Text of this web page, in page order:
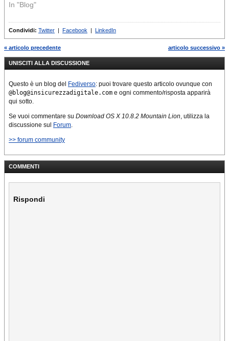
In "Blog"
Condividi: Twitter Facebook LinkedIn
« articolo precedente articolo successivo »
UNISCITI ALLA DISCUSSIONE
Questo è un blog del Fediverso: puoi trovare questo articolo ovunque con
@blog@insicurezzadigitale.com e ogni commento/risposta apparirà
qui sotto.
Se vuoi commentare su Download OS X 10.8.2 Mountain Lion, utilizza la
discussione sul
Forum.
>> forum community
COMMENTI
Rispondi